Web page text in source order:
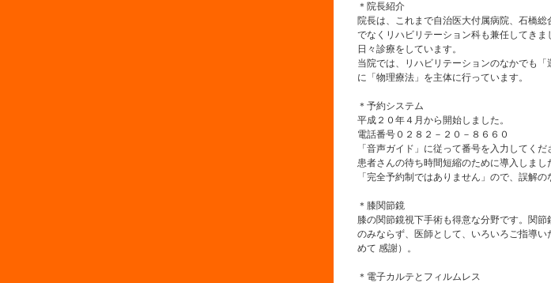
＊院長紹介
院長は、これまで自治医大付属病院、石橋
でなくリハビリテーション科も兼任してき
日々診療をしています。
当院では、リハビリテーションのなかでも「
に「物理療法」を主体に行っています。
＊予約システム
平成２０年４月から開始しました。
電話番号０２８２－２０－８６６０
「音声ガイド」に従って番号を入力してくだ
患者さんの待ち時間短縮のために導入しまし
「完全予約制ではありません」ので、誤解の
＊膝関節鏡
膝の関節鏡視下手術も得意な分野です。関
のみならず、医師として、いろいろご指導
めて 感謝）。
＊電子カルテとフィルムレス